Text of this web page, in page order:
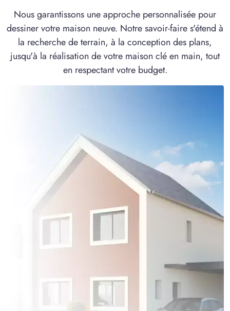
Nous garantissons une approche personnalisée pour
dessiner votre maison neuve. Notre savoir-faire s'étend à
la recherche de terrain, à la conception des plans,
jusqu'à la réalisation de votre maison clé en main, tout
en respectant votre budget.